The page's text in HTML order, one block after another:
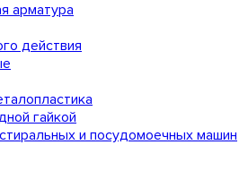
арматура
действия
гайкой
и посудомоечных машин